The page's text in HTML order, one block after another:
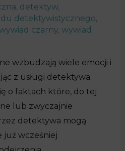
, detektyw,
detektywistycznego,
czarny, wywiad
wzbudzają wiele emocji i
z usługi detektywa
o faktach które, do tej
lub zwyczajnie
detektywa mogą
już wcześniej